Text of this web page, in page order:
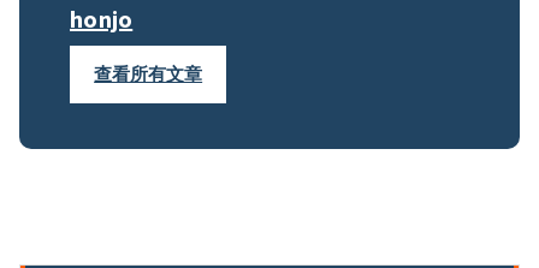
honjo
查看所有文章